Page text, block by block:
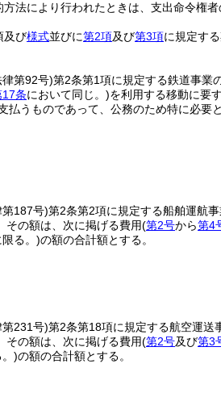
法により行われたときは、支出命令権
及び様式並びに第2項及び第3項に規定す
第92号)第2条第1項に規定する鉄道事業
17条において同じ。)を利用する移動に要
払うものであって、公務のため特に必要
187号)第2条第2項に規定する船舶運航
その額は、次に掲げる費用(第2号から第4
る。)の額の合計額とする。
231号)第2条第18項に規定する航空運送
その額は、次に掲げる費用(第2号及び第3
)の額の合計額とする。